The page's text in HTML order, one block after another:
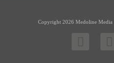
Copyright 2026 Medoline Media